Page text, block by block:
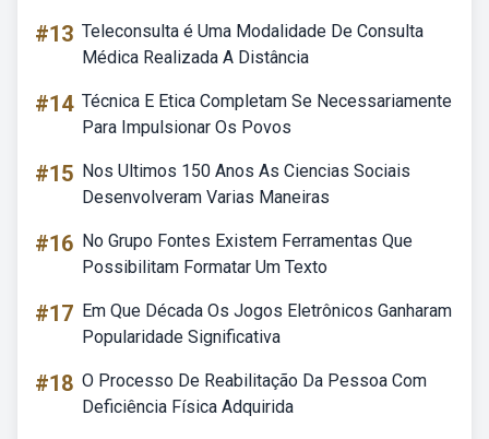
#13 Teleconsulta é Uma Modalidade De Consulta
Médica Realizada A Distância
#14 Técnica E Etica Completam Se Necessariamente
Para Impulsionar Os Povos
#15 Nos Ultimos 150 Anos As Ciencias Sociais
Desenvolveram Varias Maneiras
#16 No Grupo Fontes Existem Ferramentas Que
Possibilitam Formatar Um Texto
#17 Em Que Década Os Jogos Eletrônicos Ganharam
Popularidade Significativa
#18 O Processo De Reabilitação Da Pessoa Com
Deficiência Física Adquirida